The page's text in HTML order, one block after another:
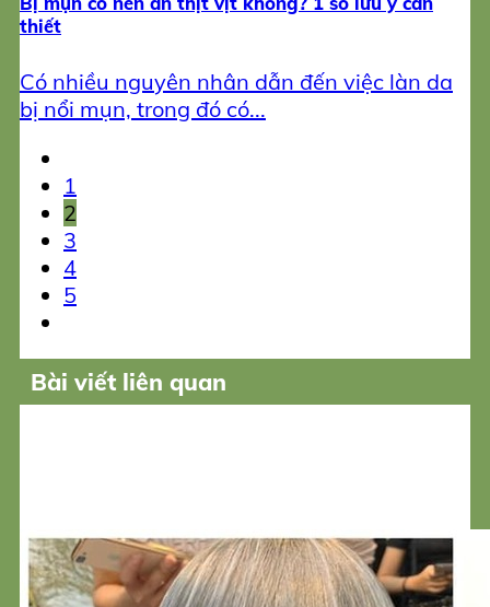
thiết
Có nhiều nguyên nhân dẫn đến việc làn da
bị nổi mụn, trong đó có...
1
2
3
4
5
Bài viết liên quan